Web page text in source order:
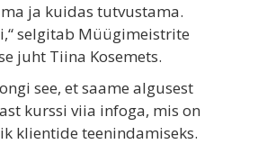
ja kuidas tutvustama.
selgitab Müügimeistrite
juht Tiina Kosemets.
see, et saame algusest
kurssi viia infoga, mis on
klientide teenindamiseks.